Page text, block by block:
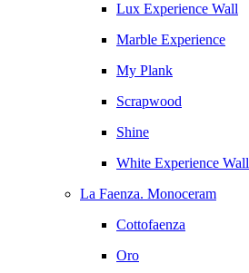
Lux Experience Wall
Marble Experience
My Plank
Scrapwood
Shine
White Experience Wall
La Faenza. Monoceram
Cottofaenza
Oro